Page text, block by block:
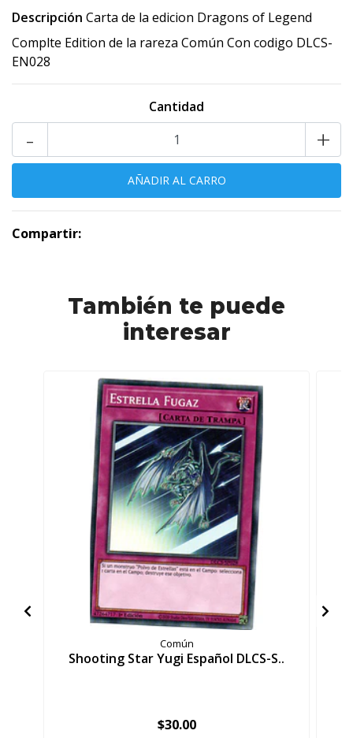
Descripción Carta de la edicion Dragons of Legend
Complte Edition de la rareza Común Con codigo DLCS-
EN028
Cantidad
+
-
Compartir:
También te puede
interesar
Común
Shooting Star Yugi Español DLCS-S..
$30.00